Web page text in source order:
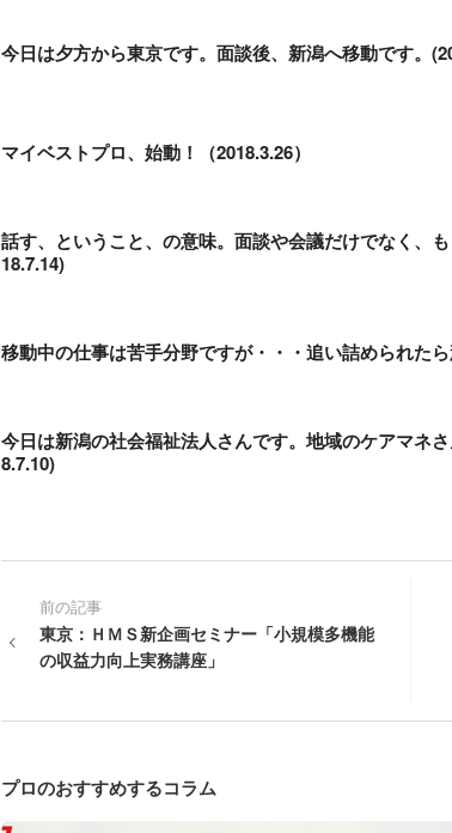
今日は夕方から東京です。面談後、新潟へ移動です。
マイベストプロ、始動！（2018.3.26）
話す、ということ、の意味。面談や会議だけでなく、
18.7.14)
移動中の仕事は苦手分野ですが・・・追い詰められた
今日は新潟の社会福祉法人さんです。地域のケアマネ
8.7.10)
前の記事
東京：ＨＭＳ新企画セミナー「小規模多機能
の収益力向上実務講座」
プロのおすすめするコラム